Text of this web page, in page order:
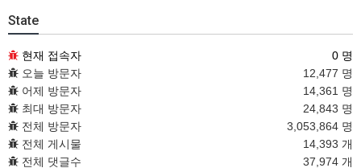
State
현재 접속자
0 명
오늘 방문자
12,477 명
어제 방문자
14,361 명
최대 방문자
24,843 명
전체 방문자
3,053,864 명
전체 게시물
14,393 개
전체 댓글수
37,974 개